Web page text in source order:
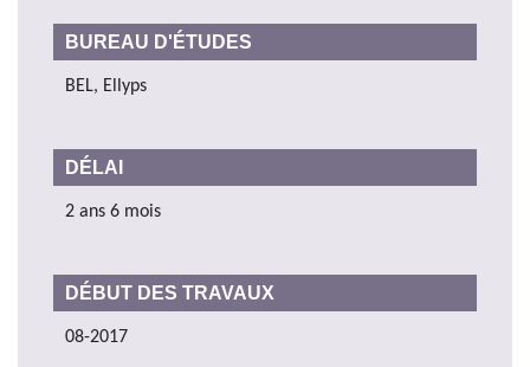
BUREAU D'ÉTUDES
BEL, Ellyps
DÉLAI
2 ans 6 mois
DÉBUT DES TRAVAUX
08-2017